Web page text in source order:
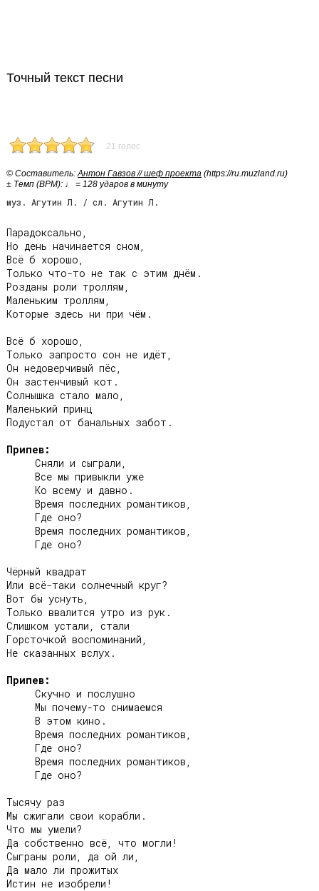
Точный текст песни
21 голос
© Cоставитель:Антон Гавзов // шеф проекта (https://ru.muzland.ru)
± Темп (BPM): ♩ = 128 ударов в минуту
муз. Агутин Л. / сл. Агутин Л.
Парадоксально,
Но день начинается сном,
Всё б хорошо,
Только что-то не так с этим днём.
Розданы роли троллям,
Маленьким троллям,
Которые здесь ни при чём.
Всё б хорошо,
Только запросто сон не идёт,
Он недоверчивый пёс,
Он застенчивый кот.
Солнышка стало мало,
Маленький принц
Подустал от банальных забот.
Припев:
Чёрный квадрат
Или всё-таки солнечный круг?
Вот бы уснуть,
Только ввалится утро из рук.
Слишком устали, стали
Горсточкой воспоминаний,
Не сказанных вслух.
Припев:
Тысячу раз
Мы сжигали свои корабли.
Что мы умели?
Да собственно всё, что могли!
Сыграны роли, да ой ли,
Да мало ли прожитых
Истин не изобрели!